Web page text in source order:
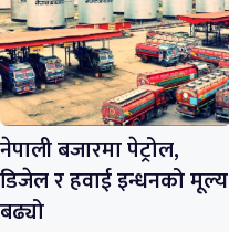
नेपाली बजारमा पेट्रोल,
डिजेल र हवाई इन्धनको मूल्य
बढ्यो